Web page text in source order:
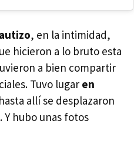
, en la intimidad,
hicieron a lo bruto esta
a bien compartir
Tuvo lugar en
allí se desplazaron
hubo unas fotos